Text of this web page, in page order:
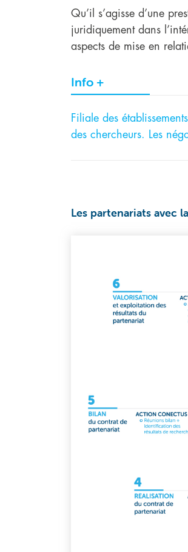
Qu’il s’agisse d’une
juridiquement dans
aspects de mise en
Info +
Filiale des
des chercheurs. Les
Les partenariats avec